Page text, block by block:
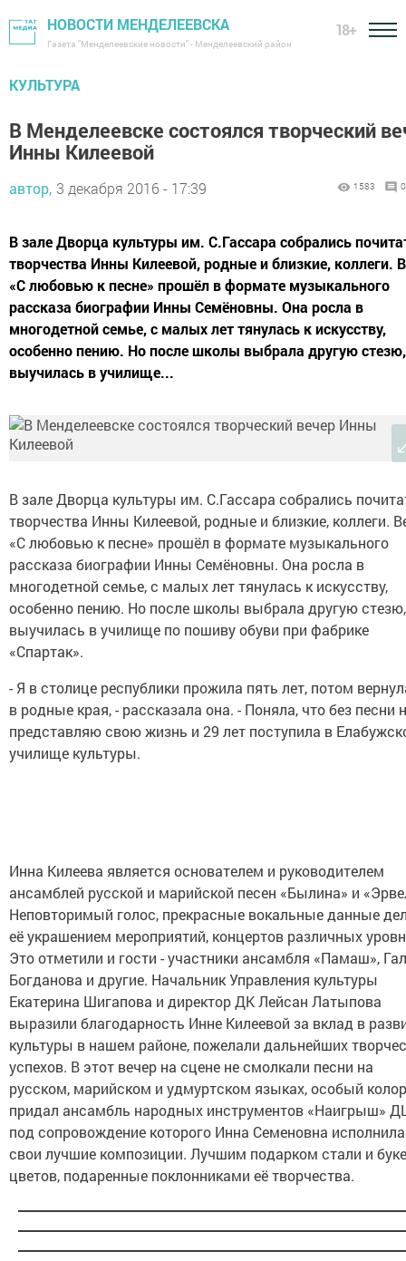
НОВОСТИ МЕНДЕЛЕЕВСКА
Газета "Менделеевские новости" - Менделеевский район
18+
КУЛЬТУРА
В Менделеевске состоялся творческий
Инны Килеевой
автор, 3 декабря 2016 - 17:39 1583 0
В зале Дворца культуры им. С.Гассара собрались
творчества Инны Килеевой, родные и близкие, коллеги.
«С любовью к песне» прошёл в формате музыкального
рассказа биографии Инны Семёновны. Она росла в
многодетной семье, с малых лет тянулась к искусству,
особенно пению. Но после школы выбрала другую стезю,
выучилась в училище...
В зале Дворца культуры им. С.Гассара собрались
творчества Инны Килеевой, родные и близкие, коллеги.
«С любовью к песне» прошёл в формате музыкального
рассказа биографии Инны Семёновны. Она росла в
многодетной семье, с малых лет тянулась к искусству,
особенно пению. Но после школы выбрала другую стезю,
выучилась в училище по пошиву обуви при фабрике
«Спартак».
- Я в столице республики прожила пять лет, потом
в родные края, - рассказала она. - Поняла, что без песни
представляю свою жизнь и 29 лет поступила в
училище культуры.
Инна Килеева является основателем и руководителем
ансамблей русской и марийской песен «Былина» и
Неповторимый голос, прекрасные вокальные данные
её украшением мероприятий, концертов различных
Это отметили и гости - участники ансамбля «Памаш»,
Богданова и другие. Начальник Управления культуры
Екатерина Шигапова и директор ДК Лейсан Латыпова
выразили благодарность Инне Килеевой за вклад в
культуры в нашем районе, пожелали дальнейших
успехов. В этот вечер на сцене не смолкали песни на
русском, марийском и удмуртском языках, особый
придал ансамбль народных инструментов «Наигрыш»
под сопровождение которого Инна Семеновна исполнила
свои лучшие композиции. Лучшим подарком стали и
цветов, подаренные поклонниками её творчества.